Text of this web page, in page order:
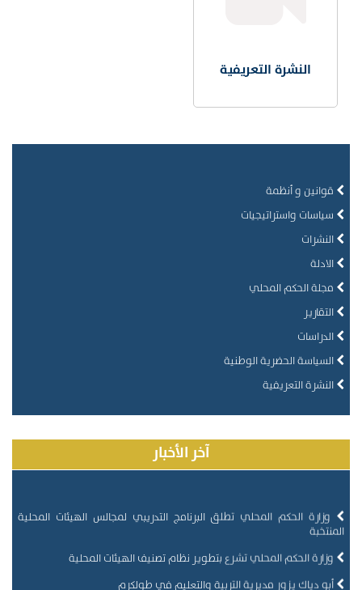
النشرة التعريفية
قوانين و أنظمة
سياسات واستراتيجيات
النشرات
الادلة
مجلة الحكم المحلي
التقارير
الدراسات
السياسة الحضرية الوطنية
النشرة التعريفية
آخر الأخبار
وزارة الحكم المحلي تطلق البرنامج التدريبي لمجالس الهيئات المحلية
المنتخبة
وزارة الحكم المحلي تشرع بتطوير نظام تصنيف الهيئات المحلية
أبو دياك يزور مديرية التربية والتعليم في طولكرم